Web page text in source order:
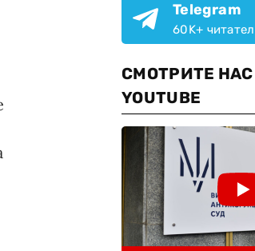
Telegram
60K+
СМОТРИТЕ
YOUTUBE